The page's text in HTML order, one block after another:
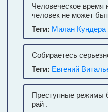
Человеческое время
человек не может
Теги: Милан Кундера
Собираетесь
Теги: Евгений
Преступные режимы
рай .